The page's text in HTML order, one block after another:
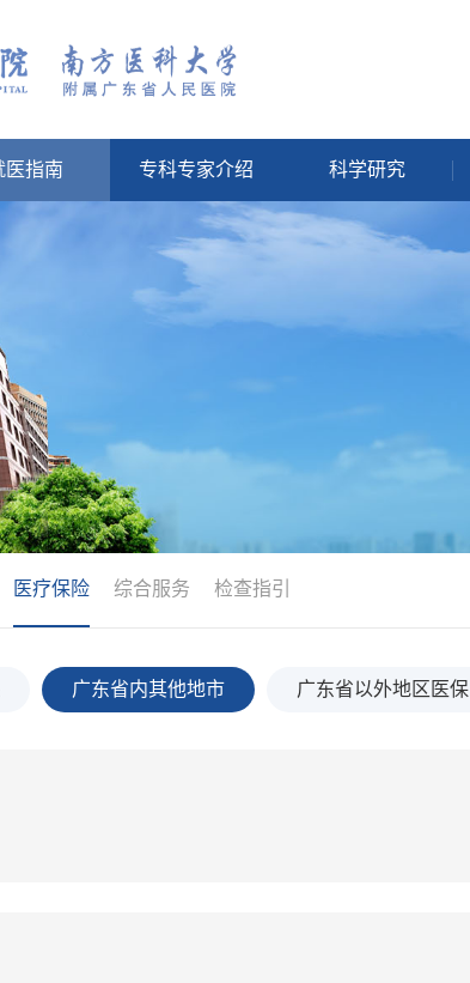
医指南 专科专家介绍 科学研究
医疗保险 综合服务 检查指引
广东省内其他地市 广东省以外地区医保